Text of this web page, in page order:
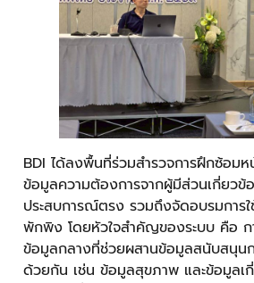
BDI ได้ลงพื้นที่ร่วมสำรวจการฝึกซ้อม
ข้อมูลความต้องการจากผู้มีส่วนเกี่ยวข้
ประสบการณ์ตรง รวมถึงจัดอบรมการ
พักพิง โดยหัวใจสำคัญของระบบ คือ
ข้อมูลกลางที่ช่วยผสานข้อมูลสนับสนุนก
ด้วยกัน เช่น ข้อมูลสุขภาพ และข้อมูลเกี่